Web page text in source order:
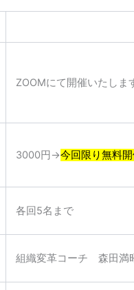
ZOOMにて開催いたしま
3000円→今回限り無料開
各回5名まで
組織変革コーチ 森田満